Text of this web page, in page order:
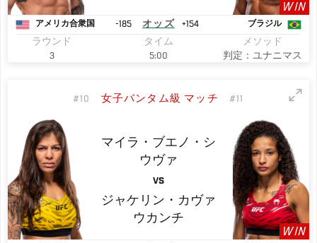
WIN
アメリカ合衆国 -185 オッズ +154 ブラジル
ラウンド
3
タイム
5:00
メソッド
判定：ユナニマス
#10 女子バンタム級 マッチ #11
マイラ・ブエノ・シ
ウヴァ
VS
ジャケリン・カヴァ
ウカンチ
WIN